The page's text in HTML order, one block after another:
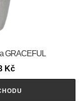
GRACEFUL
Kč